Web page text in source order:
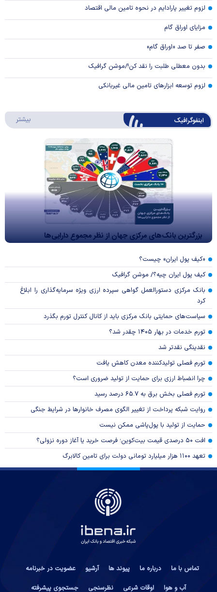
لزوم تغییر پارادایم در نحوه تامین مالی اقتصاد
مزایای اوراق گام
صفر تا صد «اوراق گام»
بدون معطلی طلبت را نقد کن!/موشن گرافیک
لزوم توسعه ابزارهای تامین مالی غیربانکی
اینفوگرافیک بیشتر
بزرگترین بانک‌های مرکزی جهان از نظر مجموع دارایی‌ها
«کیف پول ایران» چیست؟
کیف پول ایران چیه؟/ موشن گرافیک
بانک مرکزی دستورالعمل گواهی سپرده ارزی ویژه سرمایه‌گذاری را ابلاغ
کرد
سیاست‌های حمایتی بانک مرکزی باید از کانال کنترل تورم بگذرد
تورم خدمات در بهار ۱۴۰۵ چقدر شد؟
نقدینگی نقدتر شد
تورم فصلی تولیدکننده معدن کاهش یافت
چرا انضباط ارزی برای حمایت از تولید ضروری است؟
تورم فصلی بخش برق به ۶۵.۷ درصد رسید
روایت شبکه پرداخت از تغییر الگوی مصرف خانوار‌ها در شرایط جنگی
حمایت از تولید با پول‌پاشی ممکن نیست
افت ۵۰ درصدی قیمت بیت‌کوین؛ فرصت خرید یا آغاز دوره نزولی؟
تعهد ۱۱۰۰ هزار میلیارد تومانی دولت برای تامین کالابرگ
تماس با ما درباره ما پیوند ها آرشیو
عضویت در خبرنامه
آب و هوا
اوقات شرعی نظرسنجی جستجوی پیشرفته